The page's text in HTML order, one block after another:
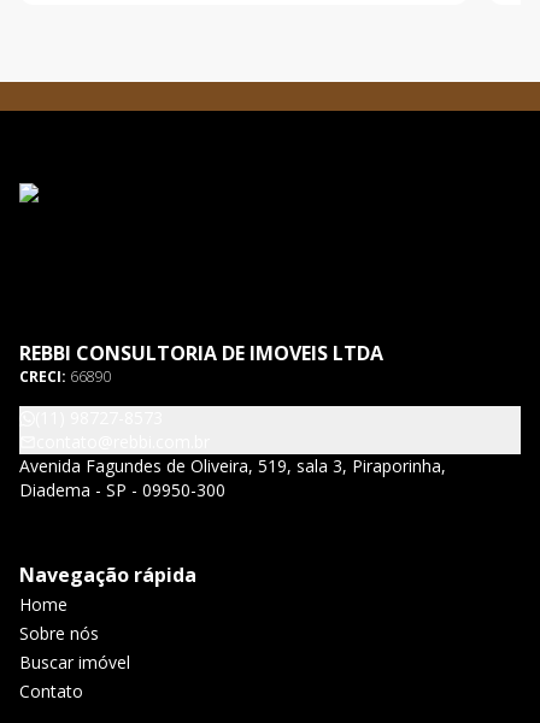
REBBI CONSULTORIA DE IMOVEIS LTDA
CRECI: 66890
Avenida Fagundes de Oliveira, 519, sala 3, Piraporinha,
Diadema - SP - 09950-300
Navegação rápida
Home
Sobre nós
Buscar imóvel
Contato